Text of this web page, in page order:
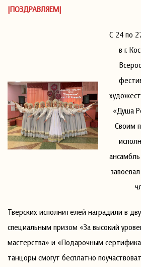
|ПОЗДРАВЛЯЕМ|
С 24 по
в г.
«Душа
Своим
Тверских исполнителей наградили в
специальным призом «За высокий
мастерства» и «Подарочным
танцоры смогут бесплатно